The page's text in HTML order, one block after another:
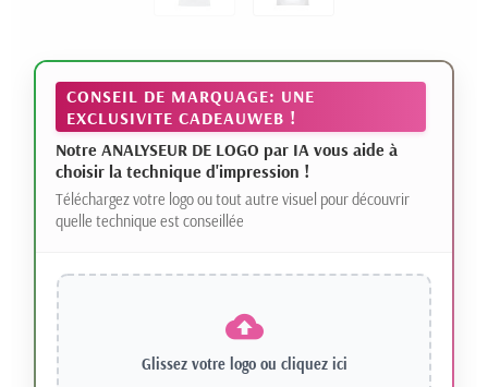
CONSEIL DE MARQUAGE: UNE
EXCLUSIVITE CADEAUWEB !
Notre ANALYSEUR DE LOGO par IA vous aide à
choisir la technique d'impression !
Téléchargez votre logo ou tout autre visuel pour découvrir
quelle technique est conseillée
Glissez votre logo ou cliquez ici